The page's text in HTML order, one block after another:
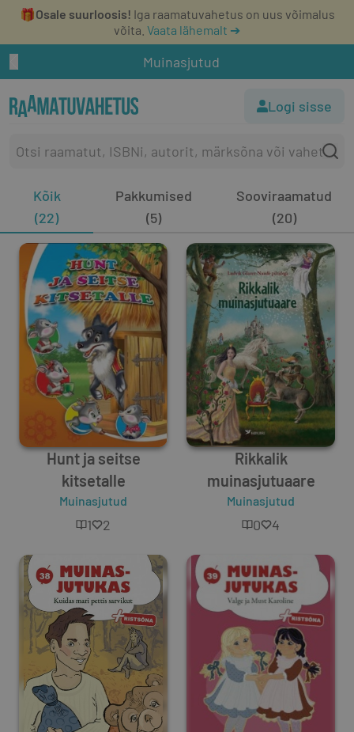
🎁Osale suurloosis! Iga raamatuvahetus on uus võimalus
võita. Vaata lähemalt ➔
Muinasjutud
Logi sisse
Kõik
(22)
Pakkumised
(5)
Sooviraamatud
(20)
Hunt ja seitse
kitsetalle
Muinasjutud
1 2
Rikkalik
muinasjutuaare
Muinasjutud
0 4